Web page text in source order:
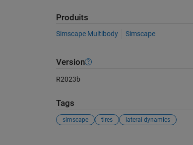
Produits
Simscape Multibody Simscape
Version
R2023b
Tags
simscape tires lateral dynamics